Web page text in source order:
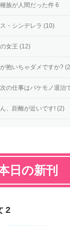
族が人間だった件 6
・シンデレラ (10)
女王 (12)
抱いちゃダメですか?
の仕事はバケモノ退治
、距離が近いです! (2)
日の新刊
2